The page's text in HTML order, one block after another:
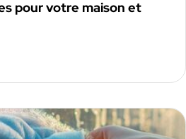
pour votre maison et